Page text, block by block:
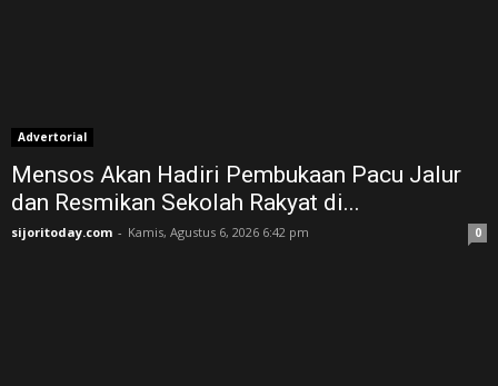
Advertorial
Mensos Akan Hadiri Pembukaan Pacu Jalur
dan Resmikan Sekolah Rakyat di...
sijoritoday.com - Kamis, Agustus 6, 2026 6:42 pm 0